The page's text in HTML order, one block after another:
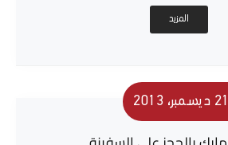
المزيد